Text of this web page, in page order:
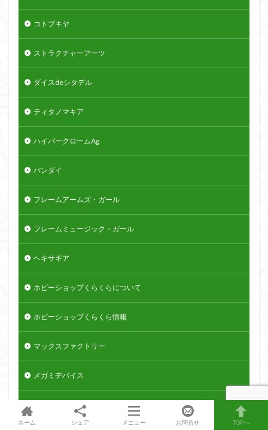
コトブキヤ
ストラクチャーアーツ
ダイスdeシタデル
ティタノマキア
ハイパークロームAg
バンダイ
フレームアームズ・ガール
フレームミュージック・ガール
ヘキサギア
ホビーショップくらくらについて
ホビーショップくらくら情報
マックスファクトリー
メガミデバイス
ホーム シェア メニュー お問合せ TOPへ